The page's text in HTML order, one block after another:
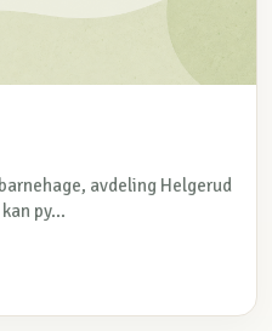
avdeling Helgerud
py...